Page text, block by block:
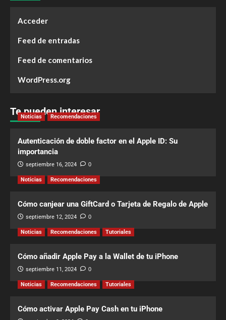
Acceder
Feed de entradas
Feed de comentarios
WordPress.org
Te pueden interesar
Noticias Recomendaciones
Autenticación de doble factor en el Apple ID: Su
importancia
septiembre 16, 2024 0
Noticias Recomendaciones
Cómo canjear una GiftCard o Tarjeta de Regalo de Apple
septiembre 12, 2024 0
Noticias Recomendaciones Tutoriales
Cómo añadir Apple Pay a la Wallet de tu iPhone
septiembre 11, 2024 0
Noticias Recomendaciones Tutoriales
Cómo activar Apple Pay Cash en tu iPhone